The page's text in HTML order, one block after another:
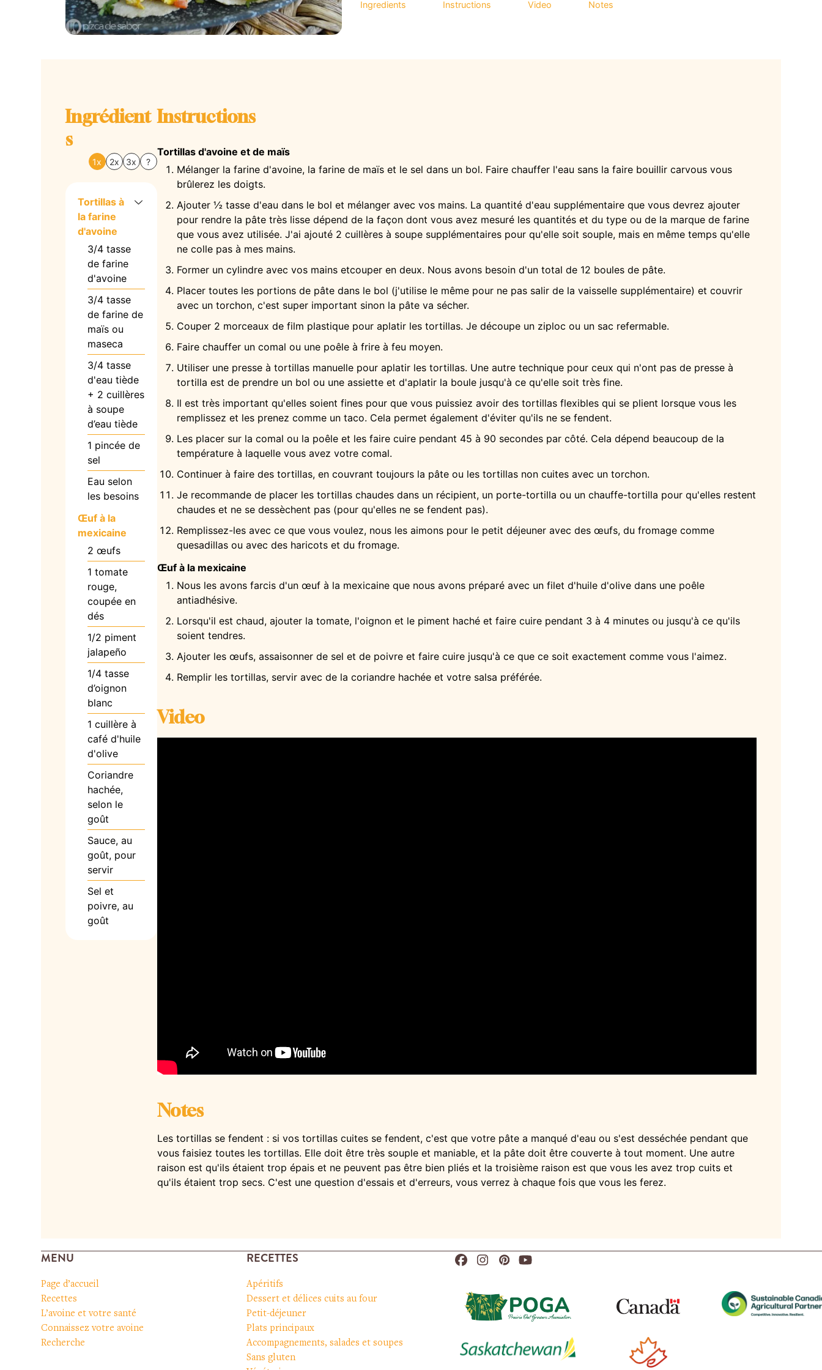
Ingredients Instructions Video Notes
Ingrédient
s
1x 2x 3x ?
Tortillas à
la farine
d'avoine
3/4 tasse
de farine
d'avoine
3/4 tasse
de farine de
maïs ou
maseca
3/4 tasse
d'eau tiède
+ 2 cuillères
à soupe
d’eau tiède
1 pincée de
sel
Eau selon
les besoins
Œuf à la
mexicaine
2 œufs
1 tomate
rouge,
coupée en
dés
1/2 piment
jalapeño
1/4 tasse
d’oignon
blanc
1 cuillère à
café d'huile
d'olive
Coriandre
hachée,
selon le
goût
Sauce, au
goût, pour
servir
Sel et
poivre, au
goût
Instructions
Tortillas d'avoine et de maïs
Mélanger la farine d'avoine, la farine de maïs et le sel dans un bol. Faire chauffer l'eau sans la faire bouillir carvous vous
brûlerez les doigts.
Ajouter ½ tasse d'eau dans le bol et mélanger avec vos mains. La quantité d'eau supplémentaire que vous devrez ajouter
pour rendre la pâte très lisse dépend de la façon dont vous avez mesuré les quantités et du type ou de la marque de farine
que vous avez utilisée. J'ai ajouté 2 cuillères à soupe supplémentaires pour qu'elle soit souple, mais en même temps qu'elle
ne colle pas à mes mains.
Former un cylindre avec vos mains etcouper en deux. Nous avons besoin d'un total de 12 boules de pâte.
Placer toutes les portions de pâte dans le bol (j'utilise le même pour ne pas salir de la vaisselle supplémentaire) et couvrir
avec un torchon, c'est super important sinon la pâte va sécher.
Couper 2 morceaux de film plastique pour aplatir les tortillas. Je découpe un ziploc ou un sac refermable.
Faire chauffer un comal ou une poêle à frire à feu moyen.
Utiliser une presse à tortillas manuelle pour aplatir les tortillas. Une autre technique pour ceux qui n'ont pas de presse à
tortilla est de prendre un bol ou une assiette et d'aplatir la boule jusqu'à ce qu'elle soit très fine.
Il est très important qu'elles soient fines pour que vous puissiez avoir des tortillas flexibles qui se plient lorsque vous les
remplissez et les prenez comme un taco. Cela permet également d'éviter qu'ils ne se fendent.
Les placer sur la comal ou la poêle et les faire cuire pendant 45 à 90 secondes par côté. Cela dépend beaucoup de la
température à laquelle vous avez votre comal.
Continuer à faire des tortillas, en couvrant toujours la pâte ou les tortillas non cuites avec un torchon.
Je recommande de placer les tortillas chaudes dans un récipient, un porte-tortilla ou un chauffe-tortilla pour qu'elles restent
chaudes et ne se dessèchent pas (pour qu'elles ne se fendent pas).
Remplissez-les avec ce que vous voulez, nous les aimons pour le petit déjeuner avec des œufs, du fromage comme
quesadillas ou avec des haricots et du fromage.
Œuf à la mexicaine
Nous les avons farcis d'un œuf à la mexicaine que nous avons préparé avec un filet d'huile d'olive dans une poêle
antiadhésive.
Lorsqu'il est chaud, ajouter la tomate, l'oignon et le piment haché et faire cuire pendant 3 à 4 minutes ou jusqu'à ce qu'ils
soient tendres.
Ajouter les œufs, assaisonner de sel et de poivre et faire cuire jusqu'à ce que ce soit exactement comme vous l'aimez.
Remplir les tortillas, servir avec de la coriandre hachée et votre salsa préférée.
Video
Notes
Les tortillas se fendent : si vos tortillas cuites se fendent, c'est que votre pâte a manqué d'eau ou s'est desséchée pendant que
vous faisiez toutes les tortillas. Elle doit être très souple et maniable, et la pâte doit être couverte à tout moment. Une autre
raison est qu'ils étaient trop épais et ne peuvent pas être bien pliés et la troisième raison est que vous les avez trop cuits et
qu'ils étaient trop secs. C'est une question d'essais et d'erreurs, vous verrez à chaque fois que vous les ferez.
MENU
Page d’accueil
Recettes
L’avoine et votre santé
Connaissez votre avoine
Recherche
RECETTES
Apéritifs
Dessert et délices cuits au four
Petit-déjeuner
Plats principaux
Accompagnements, salades et soupes
Sans gluten
Facebook
Instagram
PinterestYouTube